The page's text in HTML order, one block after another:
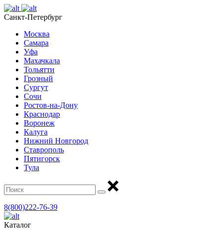
Санкт-Петербург
Москва
Самара
Уфа
Махачкала
Тольятти
Грозный
Сургут
Сочи
Ростов-на-Дону
Краснодар
Воронеж
Калуга
Нижний Новгород
Ставрополь
Пятигорск
Тула
8(800)222-76-39
Каталог